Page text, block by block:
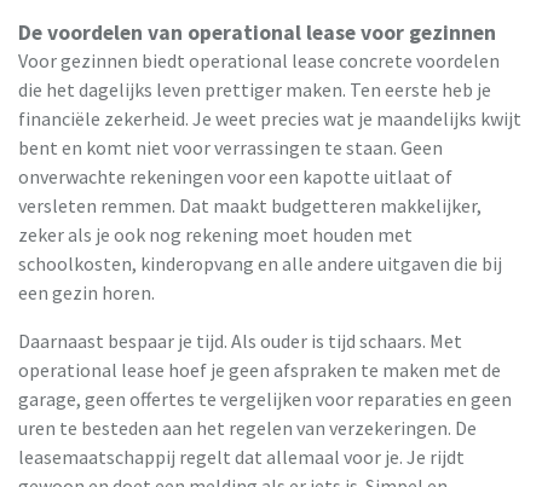
De voordelen van operational lease voor gezinnen
Voor gezinnen biedt operational lease concrete voordelen
die het dagelijks leven prettiger maken. Ten eerste heb je
financiële zekerheid. Je weet precies wat je maandelijks kwijt
bent en komt niet voor verrassingen te staan. Geen
onverwachte rekeningen voor een kapotte uitlaat of
versleten remmen. Dat maakt budgetteren makkelijker,
zeker als je ook nog rekening moet houden met
schoolkosten, kinderopvang en alle andere uitgaven die bij
een gezin horen.
Daarnaast bespaar je tijd. Als ouder is tijd schaars. Met
operational lease hoef je geen afspraken te maken met de
garage, geen offertes te vergelijken voor reparaties en geen
uren te besteden aan het regelen van verzekeringen. De
leasemaatschappij regelt dat allemaal voor je. Je rijdt